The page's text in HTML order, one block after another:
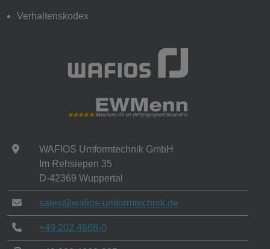
Verhaltenskodex
WAFIOS Umformtechnik GmbH
Im Rehsiepen 35
D-42369 Wuppertal
sales@wafios-umformtechnik.de
+49 202 4668-0